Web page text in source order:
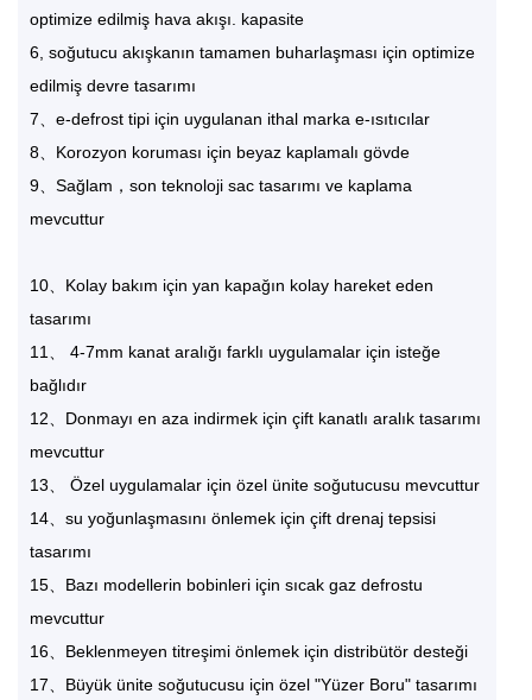
optimize edilmiş hava akışı. kapasite
6, soğutucu akışkanın tamamen buharlaşması için optimize
edilmiş devre tasarımı
7、e-defrost tipi için uygulanan ithal marka e-ısıtıcılar
8、Korozyon koruması için beyaz kaplamalı gövde
9、Sağlam，son teknoloji sac tasarımı ve kaplama
mevcuttur
10、Kolay bakım için yan kapağın kolay hareket eden
tasarımı
11、 4-7mm kanat aralığı farklı uygulamalar için isteğe
bağlıdır
12、Donmayı en aza indirmek için çift kanatlı aralık tasarımı
mevcuttur
13、 Özel uygulamalar için özel ünite soğutucusu mevcuttur
14、su yoğunlaşmasını önlemek için çift drenaj tepsisi
tasarımı
15、Bazı modellerin bobinleri için sıcak gaz defrostu
mevcuttur
16、Beklenmeyen titreşimi önlemek için distribütör desteği
17、Büyük ünite soğutucusu için özel "Yüzer Boru" tasarımı